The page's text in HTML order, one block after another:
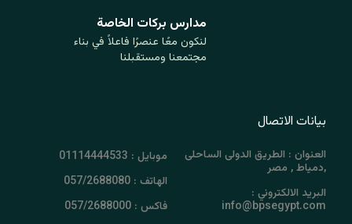
مدارس بركات ‏الخاصة
لنكون معًا عنصرًا فاعلاً في بناء
مجتمعنا ومستقبلنا
بيانات الاتصال
العنوان : الطريق الدولى الساحلى
,دمياط , مصر
البريد الالكتروني :
info@bpsegypt.com
موبايل : 01114444533
الهاتف : 057/2688080
فاكس : 057/2688000